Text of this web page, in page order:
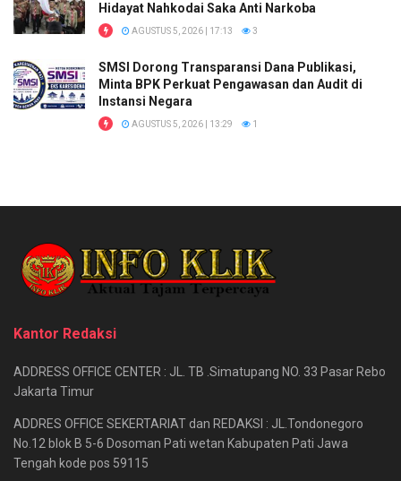
Hidayat Nahkodai Saka Anti Narkoba
AGUSTUS 5, 2026 | 17:13 3
SMSI Dorong Transparansi Dana Publikasi,
Minta BPK Perkuat Pengawasan dan Audit di
Instansi Negara
AGUSTUS 5, 2026 | 13:29 1
Kantor Redaksi
ADDRESS OFFICE CENTER : JL. TB .Simatupang NO. 33 Pasar Rebo
Jakarta Timur
ADDRES OFFICE SEKERTARIAT dan REDAKSI : JL.Tondonegoro
No.12 blok B 5-6 Dosoman Pati wetan Kabupaten Pati Jawa
Tengah kode pos 59115